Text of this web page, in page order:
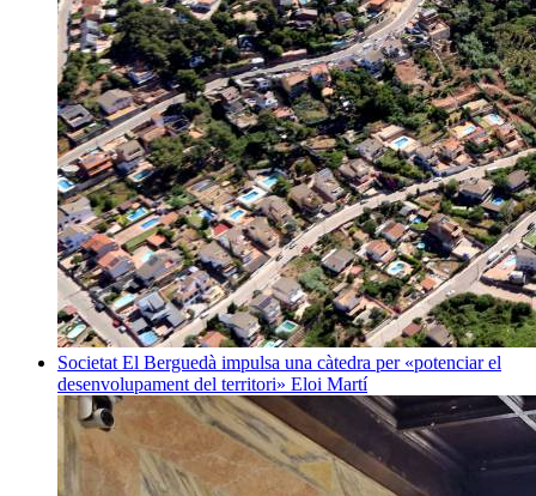
Societat El Berguedà impulsa una càtedra per «potenciar el
desenvolupament del territori» Eloi Martí